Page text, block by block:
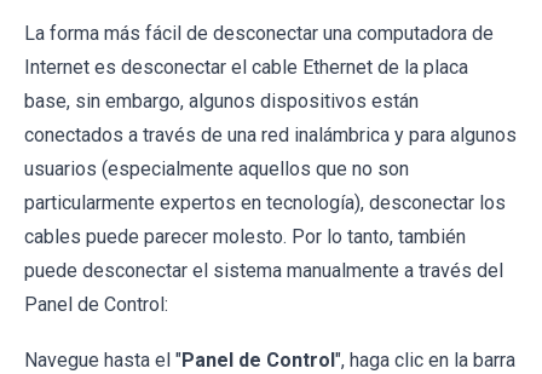
La forma más fácil de desconectar una computadora de
Internet es desconectar el cable Ethernet de la placa
base, sin embargo, algunos dispositivos están
conectados a través de una red inalámbrica y para algunos
usuarios (especialmente aquellos que no son
particularmente expertos en tecnología), desconectar los
cables puede parecer molesto. Por lo tanto, también
puede desconectar el sistema manualmente a través del
Panel de Control:
Navegue hasta el "Panel de Control ", haga clic en la barra